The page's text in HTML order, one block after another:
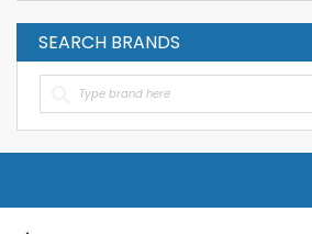
SEARCH BRANDS